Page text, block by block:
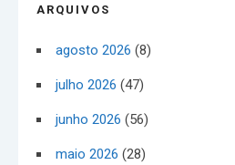
ARQUIVOS
agosto 2026 (8)
julho 2026 (47)
junho 2026 (56)
maio 2026 (28)